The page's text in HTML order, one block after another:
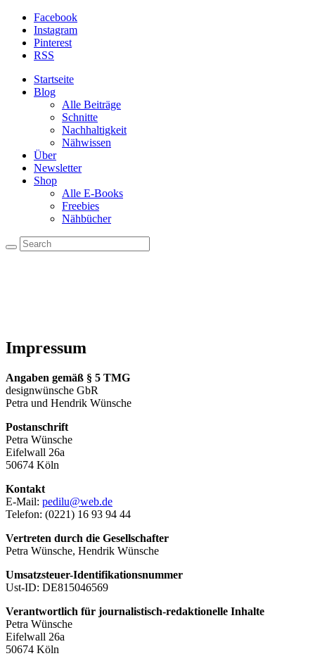
Facebook
Instagram
Pinterest
RSS
Startseite
Blog
Alle Beiträge
Schnitte
Nachhaltigkeit
Nähwissen
Über
Newsletter
Shop
Alle E-Books
Freebies
Nähbücher
Impressum
Angaben gemäß § 5 TMG
designwünsche GbR
Petra und Hendrik Wünsche
Postanschrift
Petra Wünsche
Eifelwall 26a
50674 Köln
Kontakt
E-Mail: pedilu@web.de
Telefon: (0221) 16 93 94 44
Vertreten durch die Gesellschafter
Petra Wünsche, Hendrik Wünsche
Umsatzsteuer-Identifikationsnummer
Ust-ID: DE815046569
Verantwortlich für journalistisch-redaktionelle Inhalte
Petra Wünsche
Eifelwall 26a
50674 Köln